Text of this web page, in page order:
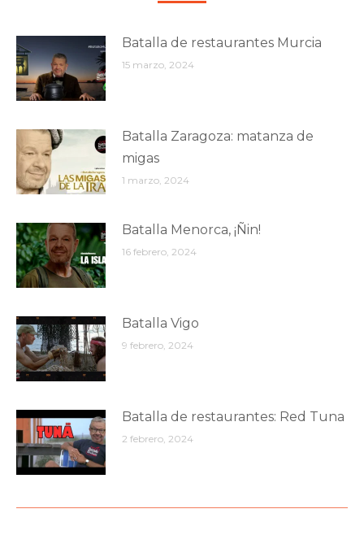
Batalla de restaurantes Murcia
15 marzo, 2024
Batalla Zaragoza: matanza de
migas
1 marzo, 2024
Batalla Menorca, ¡Ñin!
16 febrero, 2024
Batalla Vigo
9 febrero, 2024
Batalla de restaurantes: Red Tuna
2 febrero, 2024